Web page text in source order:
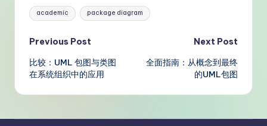
Tags:
academic package diagram
Post
navigation
Previous Post
比较：UML 包图与类图
在系统组织中的应用
Next Post
全面指南：从概念到最终
的UML包图